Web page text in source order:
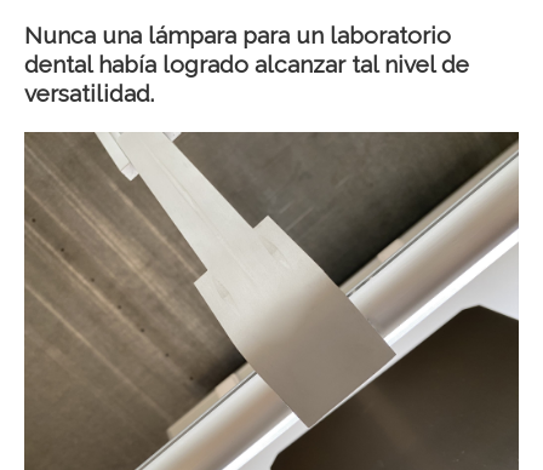
Nunca una lámpara para un laboratorio
dental había logrado alcanzar tal nivel de
versatilidad.